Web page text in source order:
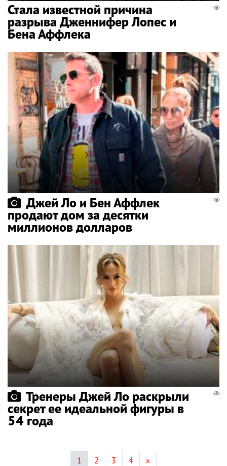
Стала известной причина
разрыва Дженнифер Лопес и
Бена Аффлека
Джей Ло и Бен Аффлек
продают дом за десятки
миллионов долларов
Тренеры Джей Ло раскрыли
секрет ее идеальной фигуры в
54 года
1 2 3 4 »